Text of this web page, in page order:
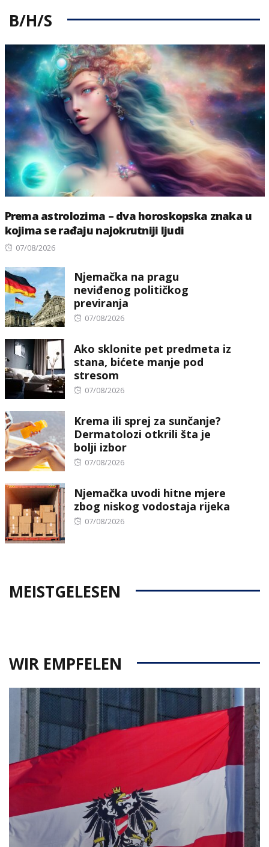
B/H/S
Prema astrolozima – dva horoskopska znaka u
kojima se rađaju najokrutniji ljudi
Posted
07/08/2026
Njemačka na pragu
neviđenog političkog
previranja
Posted
07/08/2026
Ako sklonite pet predmeta iz
stana, bićete manje pod
stresom
Posted
07/08/2026
Krema ili sprej za sunčanje?
Dermatolozi otkrili šta je
bolji izbor
Posted
07/08/2026
Njemačka uvodi hitne mjere
zbog niskog vodostaja rijeka
Posted
07/08/2026
MEISTGELESEN
WIR EMPFELEN